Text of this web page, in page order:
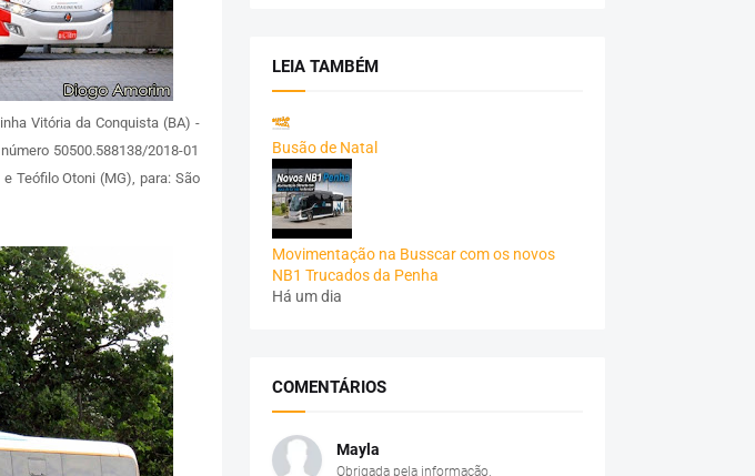
Vitória da Conquista (BA) -
50500.588138/2018-01
Teófilo Otoni (MG), para: São
LEIA TAMBÉM
Busão de Natal
Movimentação na Busscar com os novos
NB1 Trucados da Penha
Há um dia
COMENTÁRIOS
Mayla
Obrigada pela informação.